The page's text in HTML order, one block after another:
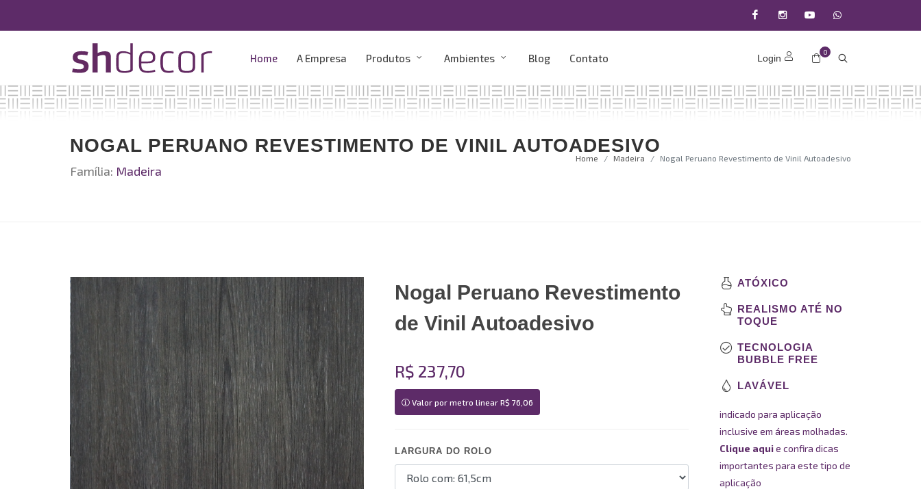
Youtube(11)
22200
Home A Empresa Produtos Ambientes Blog Contato 0
Login
NOGAL PERUANO REVESTIMENTO DE VINIL AUTOADESIVO
Família: Madeira
Home Madeira Nogal Peruano Revestimento de Vinil Autoadesivo
Nogal Peruano Revestimento
de Vinil Autoadesivo
R$ 237,70
Valor por metro linear R$ 76,06
LARGURA DO ROLO
ATÓXICO
REALISMO ATÉ NO
TOQUE
TECNOLOGIA
BUBBLE FREE
LAVÁVEL
indicado para aplicação
inclusive em áreas molhadas.
Clique aquie confira dicas
importantes para este tipo de
aplicação